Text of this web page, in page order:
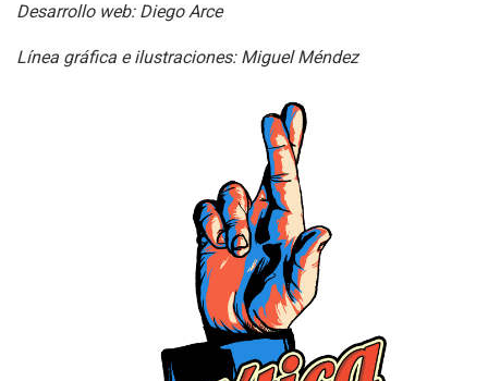
Desarrollo web: Diego Arce
Línea gráfica e ilustraciones: Miguel Méndez